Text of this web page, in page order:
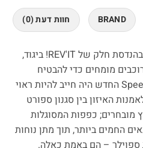
BRAND חוות דעת (0)
הרבה מחקר ופיתוח מושקעים בהנדסת חלק של REV'IT! ביגוד,
מומחים כדי להבטיח
שנעשה את זה נכון. ה-Speedart Air החדש היה חייב להיות ראוי
האיזון בין סגנון ספורט
מובחרים; כפפות המסוגלות
החמים ביותר, תוך מתן נוחות
ספוילר – הם באמת כאלה.